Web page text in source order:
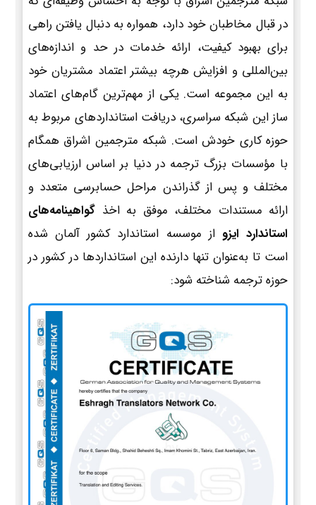
در قبال مخاطبان خود دارد، همواره به دنبال یافتن راهی
برای بهبود کیفیت، ارائه خدمات در حد و اندازه‌های
بین‌المللی و افزایش هرچه بیشتر اعتماد مشتریان خود
به این مجموعه است. یکی از مهم‌ترین گام‌های اعتماد
ساز این شبکه سراسری، دریافت استانداردهای مربوط به
حوزه کاری خودش است. شبکه مترجمین اشراق همگام
با مؤسسات بزرگ ترجمه در دنیا بر اساس ارزیابی‌های
مختلف و پس از گذراندن مراحل حسابرسی متعدد و
ارائه مستندات مختلف، موفق به اخذ گواهینامه‌های
استاندارد ایزو از موسسه استاندارد کشور آلمان شده
است تا به‌عنوان تنها دارنده این استانداردها در کشور در
حوزه ترجمه شناخته شود: